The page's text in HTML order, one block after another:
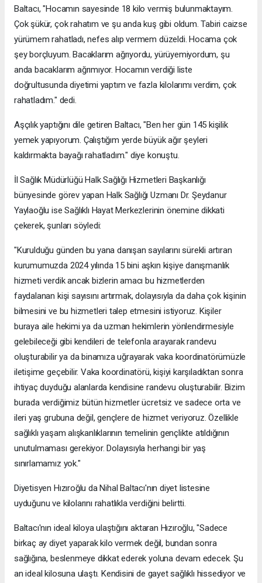
Baltacı, "Hocamın sayesinde 18 kilo vermiş bulunmaktayım.
Çok şükür, çok rahatım ve şu anda kuş gibi oldum. Tabiri caizse
yürümem rahatladı, nefes alıp vermem düzeldi. Hocama çok
şey borçluyum. Bacaklarım ağrıyordu, yürüyemiyordum, şu
anda bacaklarım ağrımıyor. Hocamın verdiği liste
doğrultusunda diyetimi yaptım ve fazla kilolarımı verdim, çok
rahatladım." dedi.
Aşçılık yaptığını dile getiren Baltacı, "Ben her gün 145 kişilik
yemek yapıyorum. Çalıştığım yerde büyük ağır şeyleri
kaldırmakta bayağı rahatladım." diye konuştu.
İl Sağlık Müdürlüğü Halk Sağlığı Hizmetleri Başkanlığı
bünyesinde görev yapan Halk Sağlığı Uzmanı Dr. Şeydanur
Yaylaoğlu ise Sağlıklı Hayat Merkezlerinin önemine dikkati
çekerek, şunları söyledi:
"Kurulduğu günden bu yana danışan sayılarını sürekli artıran
kurumumuzda 2024 yılında 15 bini aşkın kişiye danışmanlık
hizmeti verdik ancak bizlerin amacı bu hizmetlerden
faydalanan kişi sayısını artırmak, dolayısıyla da daha çok kişinin
bilmesini ve bu hizmetleri talep etmesini istiyoruz. Kişiler
buraya aile hekimi ya da uzman hekimlerin yönlendirmesiyle
gelebileceği gibi kendileri de telefonla arayarak randevu
oluşturabilir ya da binamıza uğrayarak vaka koordinatörümüzle
iletişime geçebilir. Vaka koordinatörü, kişiyi karşıladıktan sonra
ihtiyaç duyduğu alanlarda kendisine randevu oluşturabilir. Bizim
burada verdiğimiz bütün hizmetler ücretsiz ve sadece orta ve
ileri yaş grubuna değil, gençlere de hizmet veriyoruz. Özellikle
sağlıklı yaşam alışkanlıklarının temelinin gençlikte atıldığının
unutulmaması gerekiyor. Dolayısıyla herhangi bir yaş
sınırlamamız yok."
Diyetisyen Hızıroğlu da Nihal Baltacı'nın diyet listesine
uyduğunu ve kilolarını rahatlıkla verdiğini belirtti.
Baltacı'nın ideal kiloya ulaştığını aktaran Hızıroğlu, "Sadece
birkaç ay diyet yaparak kilo vermek değil, bundan sonra
sağlığına, beslenmeye dikkat ederek yoluna devam edecek. Şu
an ideal kilosuna ulaştı. Kendisini de gayet sağlıklı hissediyor ve